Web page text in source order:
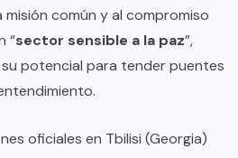
común y al compromiso
“sector sensible a la paz”,
potencial para tender puentes
oficiales en Tbilisi (Georgia)